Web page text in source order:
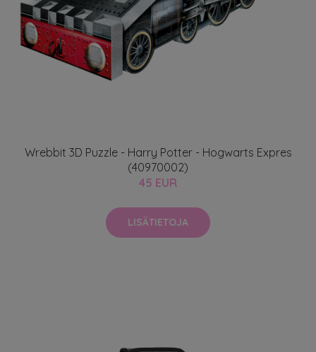
Wrebbit 3D Puzzle - Harry Potter - Hogwarts Expres
(40970002)
45 EUR
LISÄTIETOJA